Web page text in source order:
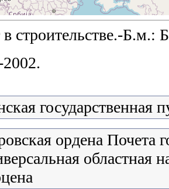
строительстве.-Б.м.:
государственная
ордена Почета
областная